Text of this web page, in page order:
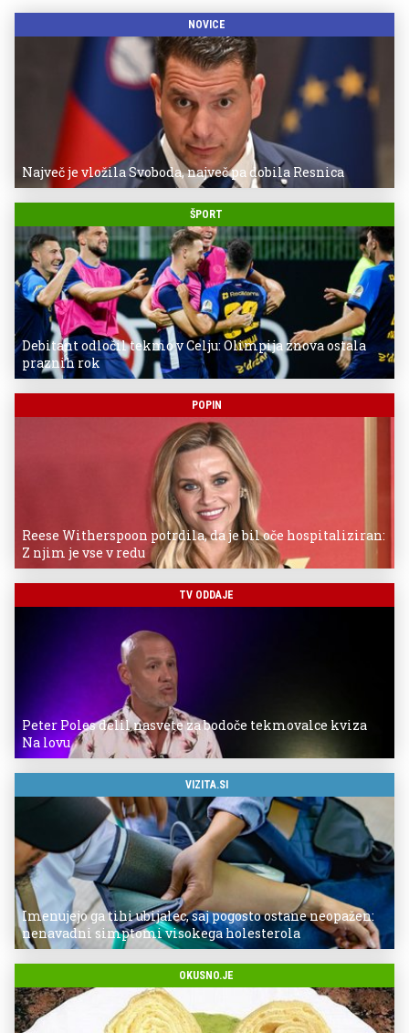
NOVICE
Največ je vložila Svoboda, največ pa dobila Resnica
ŠPORT
Debitant odločil tekmo v Celju: Olimpija znova ostala
praznih rok
POPIN
Reese Witherspoon potrdila, da je bil oče hospitaliziran:
Z njim je vse v redu
TV ODDAJE
Peter Poles delil nasvete za bodoče tekmovalce kviza
Na lovu
VIZITA.SI
Imenujejo ga tihi ubijalec, saj pogosto ostane neopažen:
nenavadni simptomi visokega holesterola
OKUSNO.JE